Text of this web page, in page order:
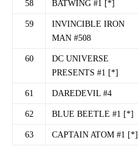
58 BATWING #1 [*]
59
INVINCIBLE IRON
MAN #508
60
DC UNIVERSE
PRESENTS #1 [*]
61 DAREDEVIL #4
62 BLUE BEETLE #1 [*]
63 CAPTAIN ATOM #1 [*]